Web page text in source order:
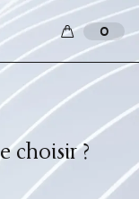
0
choisir ?